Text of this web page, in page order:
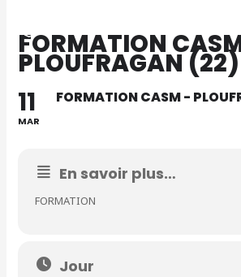
contenu
FORMATION
PLOUFRAGAN (22)
11
MAR
FORMATION CASM -
En savoir plus…
FORMATION
Jour